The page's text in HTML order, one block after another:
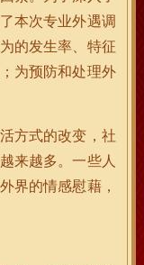
本次专业外遇调
的发生率、特征
为预防和处理外
方式的改变，社
来越多。一些人
界的情感慰藉，